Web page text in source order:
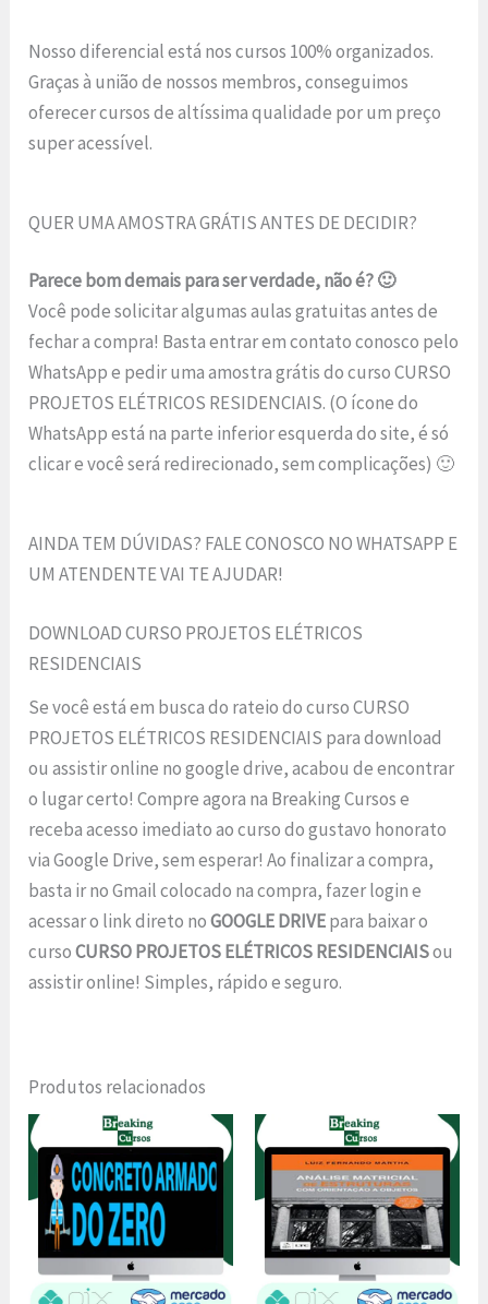
Nosso diferencial está nos cursos 100% organizados.
Graças à união de nossos membros, conseguimos
oferecer cursos de altíssima qualidade por um preço
super acessível.
QUER UMA AMOSTRA GRÁTIS ANTES DE DECIDIR?
Parece bom demais para ser verdade, não é? 🙂
Você pode solicitar algumas aulas gratuitas antes de
fechar a compra! Basta entrar em contato conosco pelo
WhatsApp e pedir uma amostra grátis do curso CURSO
PROJETOS ELÉTRICOS RESIDENCIAIS. (O ícone do
WhatsApp está na parte inferior esquerda do site, é só
clicar e você será redirecionado, sem complicações) 🙂
AINDA TEM DÚVIDAS? FALE CONOSCO NO WHATSAPP E
UM ATENDENTE VAI TE AJUDAR!
DOWNLOAD CURSO PROJETOS ELÉTRICOS
RESIDENCIAIS
Se você está em busca do rateio do curso CURSO
PROJETOS ELÉTRICOS RESIDENCIAIS para download
ou assistir online no google drive, acabou de encontrar
o lugar certo! Compre agora na Breaking Cursos e
receba acesso imediato ao curso do gustavo honorato
via Google Drive, sem esperar! Ao finalizar a compra,
basta ir no Gmail colocado na compra, fazer login e
acessar o link direto noGOOGLE DRIVEpara baixar o
cursoCURSO PROJETOS ELÉTRICOS RESIDENCIAISou
assistir online! Simples, rápido e seguro.
Produtos relacionados